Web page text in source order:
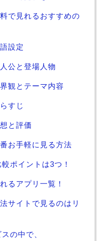
で見れるおすすめの
設定
公と登場人物
観とテーマ内容
すじ
と評価
お手軽に見る方法
ポイントは3つ！
るアプリ一覧！
サイトで見るのはリ
の中で、